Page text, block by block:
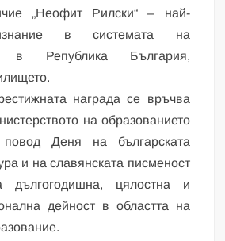
„Неофит Рилски“ – най-
в системата на
в Република България,
награда се връчва
на образованието
Деня на българската
и на славянската писменост
цялостна и
дейност в областта на